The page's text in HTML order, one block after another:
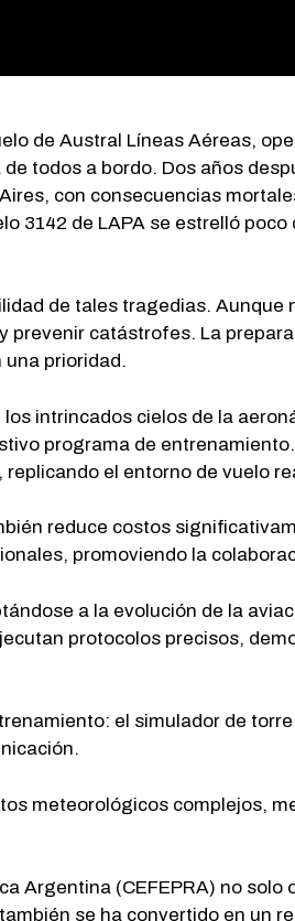
de Austral Líneas Aéreas,
todos a bordo. Dos años
con consecuencias
3142 de LAPA se estrelló
de tales tragedias. Aunque
catástrofes. La
prioridad.
intrincados cielos de la
programa de
el entorno de vuelo
reduce costos
promoviendo la
a la evolución de la
protocolos precisos,
el simulador de
meteorológicos complejos,
Argentina (CEFEPRA) no
se ha convertido en un